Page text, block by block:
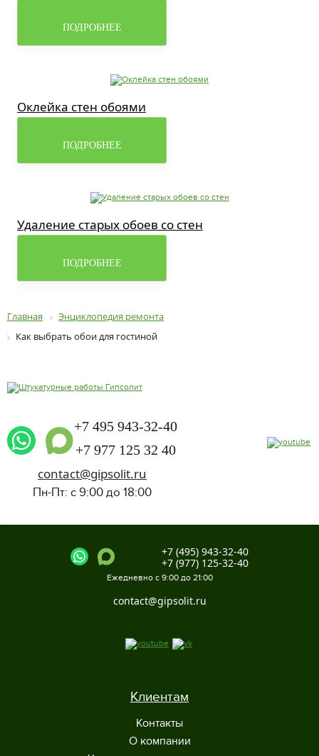
ПОДРОБНЕЕ
Оклейка стен обоями
ПОДРОБНЕЕ
Удаление старых обоев со стен
ПОДРОБНЕЕ
Главная
Энциклопедия ремонта
Как выбрать обои для гостиной
+7 495 943-32-40
+7 977 125 32 40
contact@gipsolit.ru
Пн-Пт: с 9:00 до 18:00
+7 (495) 943-32-40
+7 (977) 125-32-40
Ежедневно с 9:00 до 21:00
contact@gipsolit.ru
Клиентам
Контакты
О компании